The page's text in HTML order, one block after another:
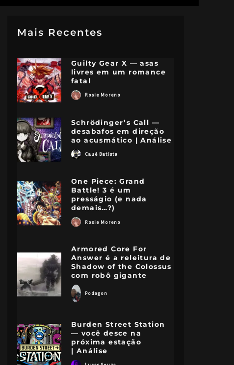
Mais Recentes
Guilty Gear X — asas
livres em um romance
fatal
Rosie Moreno
Schrödinger’s Call —
desabafos em direção
ao acusmático | Análise
Cauê Batista
One Piece: Grand
Battle! 3 é um
presságio (e nada
demais…?)
Rosie Moreno
Armored Core For
Answer é a releitura de
Shadow of the Colossus
com robô gigante
Podagon
Burden Street Station
— você desce na
próxima estação
| Análise